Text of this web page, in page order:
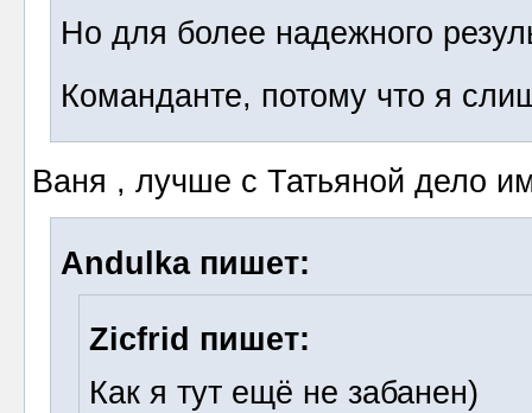
Но для более надежного
Команданте, потому что я
Ваня , лучше с Татьяной дело
Andulka пишет:
Zicfrid пишет:
Как я тут ещё не забанен)